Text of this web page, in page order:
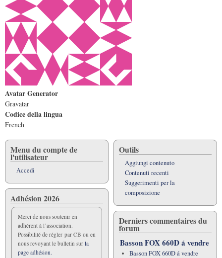
Avatar Generator
Gravatar
Codice della lingua
French
Menu du compte de
l'utilisateur
Accedi
Adhésion 2026
Merci de nous soutenir en
adhérent à l’association.
Possibilité de régler par CB ou en
nous revoyant le bulletin sur la
page adhésion.
Outils
Aggiungi contenuto
Contenuti recenti
Suggerimenti per la
composizione
Derniers commentaires du
forum
Basson FOX 660D á vendre
Basson FOX 660D á vendre